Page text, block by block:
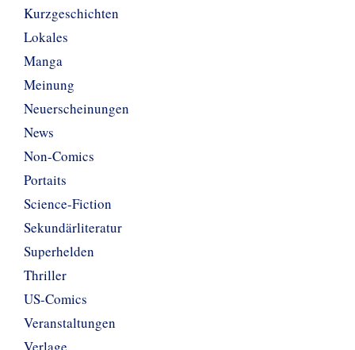
Kurzgeschichten
Lokales
Manga
Meinung
Neuerscheinungen
News
Non-Comics
Portaits
Science-Fiction
Sekundärliteratur
Superhelden
Thriller
US-Comics
Veranstaltungen